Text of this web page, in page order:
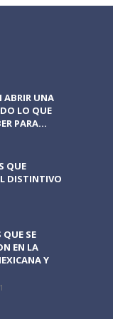
ABRIR UNA
LO QUE
PARA...
QUE
DISTINTIVO
SE
EN LA
Y